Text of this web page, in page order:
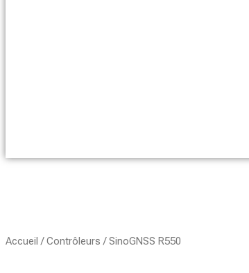
Accueil /Contrôleurs / SinoGNSS R550